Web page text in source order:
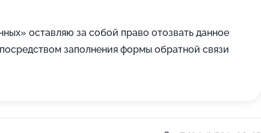
оставляю за собой право отозвать данное
заполнения формы обратной связи